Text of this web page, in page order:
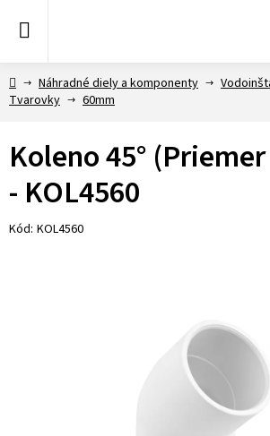
DomovNáhradné diely a komponenty
Tvarovky
60mm
Koleno 45°
- KOL4560
Kód: KOL4560